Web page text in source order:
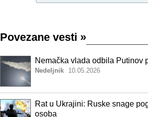
Povezane vesti »
Nemačka vlada odbila Putinov
Nedeljnik 10.05.2026
Rat u Ukrajini: Ruske snage
osoba